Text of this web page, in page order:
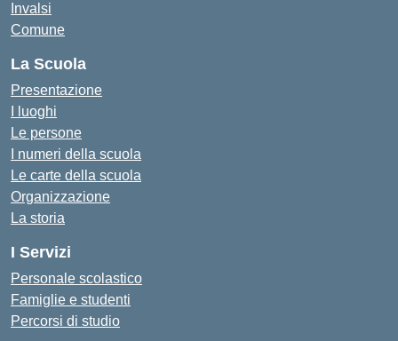
Invalsi
Comune
La Scuola
Presentazione
I luoghi
Le persone
I numeri della scuola
Le carte della scuola
Organizzazione
La storia
I Servizi
Personale scolastico
Famiglie e studenti
Percorsi di studio